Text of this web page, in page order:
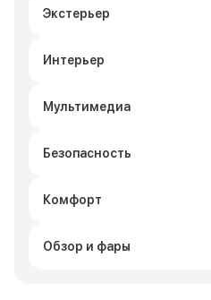
Экстерьер
Интерьер
Мультимедиа
Безопасность
Комфорт
Обзор и фары